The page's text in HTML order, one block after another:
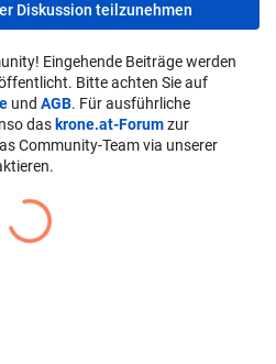
Diskussion teilzunehmen
Eingehende Beiträge werden
Bitte achten Sie auf
und AGB. Für ausführliche
das krone.at-Forumzur
Community-Team via unserer